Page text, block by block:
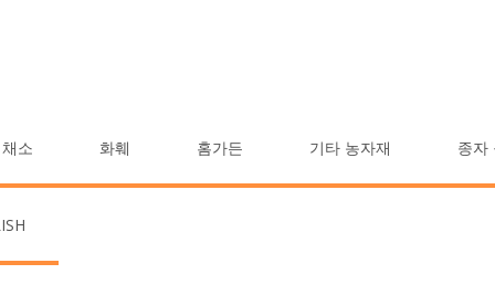
채소 화훼 홈가든 기타 농자재 종자